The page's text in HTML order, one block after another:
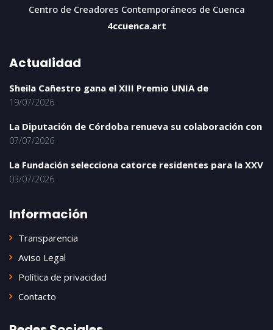
Centro de Creadores Contemporáneos de Cuenca
4ccuenca.art
Actualidad
Sheila Cañestro gana el XIII Premio UNIA de
19/07/2026
La Diputación de Córdoba renueva su colaboración con
07/07/2026
La Fundación selecciona catorce residentes para la XXV
03/07/2026
Información
Transparencia
Aviso Legal
Política de privacidad
Contacto